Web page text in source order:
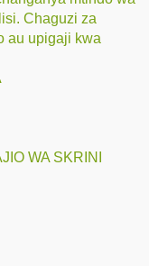
Chaguzi za
au upigaji kwa
WA SKRINI